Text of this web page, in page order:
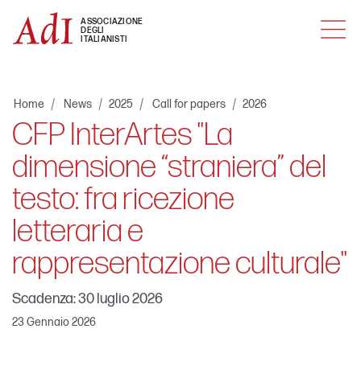
ASSOCIAZIONE
DEGLI
ITALIANISTI
MENU
Home News 2025 Call for papers 2026
CFP InterArtes "La
dimensione “straniera” del
testo: fra ricezione
letteraria e
rappresentazione culturale"
Scadenza: 30 luglio 2026
23 Gennaio 2026